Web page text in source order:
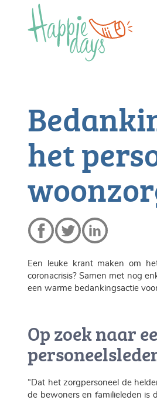
het
Een leuke krant maken om
coronacrisis? Samen met nog
een warme bedankingsactie
Op zoek naar
“Dat het zorgpersoneel de
de bewoners en familieleden is